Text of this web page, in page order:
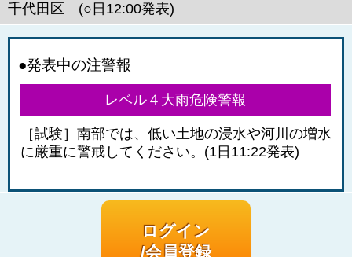
千代田区 (○日12:00発表)
●発表中の注警報
レベル４大雨危険警報
［試験］南部では、低い土地の浸水や河川の増水
に厳重に警戒してください。(1日11:22発表)
ログイン
/会員登録